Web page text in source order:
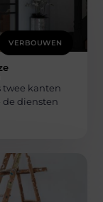
VERBOUWEN
twee kanten
de diensten